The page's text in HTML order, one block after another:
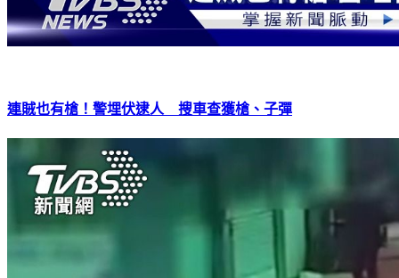
連賊也有槍！警埋伏逮人 搜車查獲槍、子彈